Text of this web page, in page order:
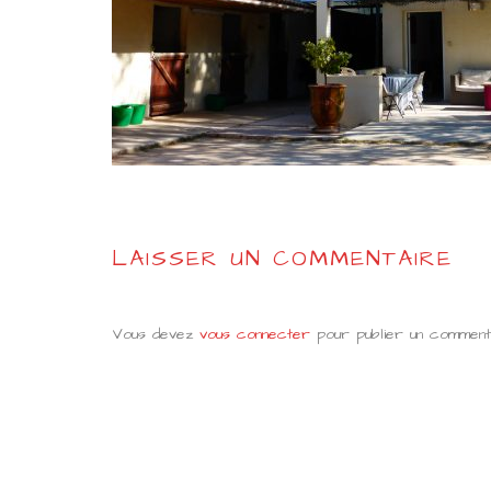
LAISSER UN COMMENTAIRE
Vous devez vous connecter pour publier un